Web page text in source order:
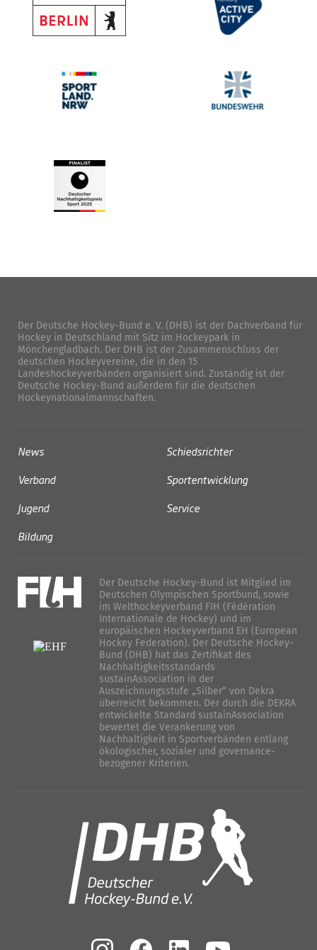
Der Deutsche Hockey-Bund e. V. (DHB) ist der Dachverband für
Hockey in Deutschland mit Sitz im Hockeypark in
Mönchengladbach. Der DHB ist der Zusammenschluss der
deutschen Hockeyvereine, die in den 15
Landeshockeyverbänden organisiert sind. Zuständig ist der
Deutsche Hockey-Bund außerdem für die deutschen
Hockeynationalmannschaften.
News
Verband
Jugend
Bildung
Schiedsrichter
Sportentwicklung
Service
Der Deutsche Hockey-Bund ist Mitglied im
Deutschen Olympischen Sportbund, sowie
im Welthockeyverband FIH (Fédération
Internationale de Hockey) und im
europäischen Hockeyverband EH (European
Hockey Federation). Der Deutsche Hockey-
Bund (DHB) hat das Zertifikat des
Nachhaltigkeitsstandards
sustainAssociation in der
Auszeichnungsstufe „Silber“ von Dekra
überreicht bekommen. Der durch die DEKRA
entwickelte Standard sustainAssociation
bewertet die Verankerung von
Nachhaltigkeit in Sportverbänden entlang
ökologischer, sozialer und governance-
bezogener Kriterien.